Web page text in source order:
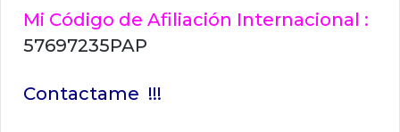
Mi Código de Afiliación Internacional :
57697235PAP
Contactame !!!